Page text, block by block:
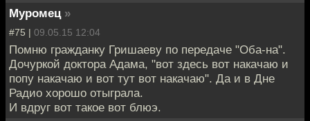
Муромец »
#75 | 09.05.15 12:04
Помню гражданку Гришаеву по передаче "Оба-на".
Дочуркой доктора Адама, "вот здесь вот накачаю и
попу накачаю и вот тут вот накачаю". Да и в Дне
Радио хорошо отыграла.
И вдруг вот такое вот блюэ.